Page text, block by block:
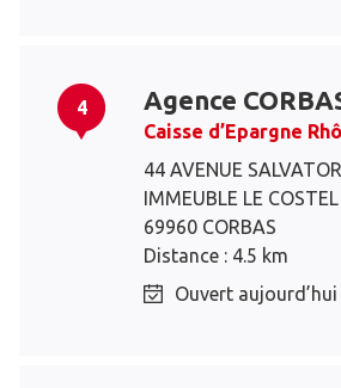
4 Agence
Caisse d’Epargne
44 AVENUE
IMMEUBLE LE COSTEL
69960 CORBAS
Distance : 4.5 km
Ouvert aujourd’hui